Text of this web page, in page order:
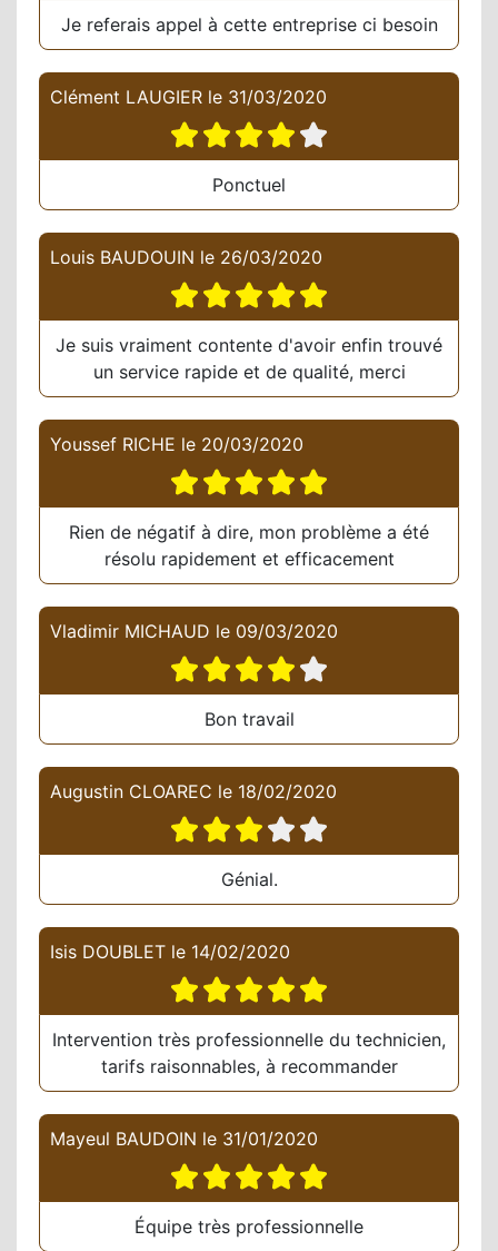
Je referais appel à cette entreprise ci besoin
Clément LAUGIER le 31/03/2020
Ponctuel
Louis BAUDOUIN le 26/03/2020
Je suis vraiment contente d'avoir enfin trouvé
un service rapide et de qualité, merci
Youssef RICHE le 20/03/2020
Rien de négatif à dire, mon problème a été
résolu rapidement et efficacement
Vladimir MICHAUD le 09/03/2020
Bon travail
Augustin CLOAREC le 18/02/2020
Génial.
Isis DOUBLET le 14/02/2020
Intervention très professionnelle du technicien,
tarifs raisonnables, à recommander
Mayeul BAUDOIN le 31/01/2020
Équipe très professionnelle